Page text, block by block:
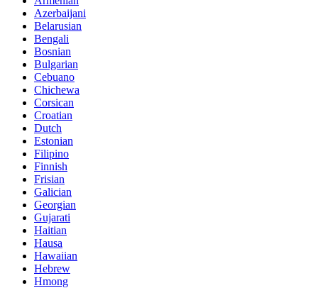
Azerbaijani
Belarusian
Bengali
Bosnian
Bulgarian
Cebuano
Chichewa
Corsican
Croatian
Dutch
Estonian
Filipino
Finnish
Frisian
Galician
Georgian
Gujarati
Haitian
Hausa
Hawaiian
Hebrew
Hmong